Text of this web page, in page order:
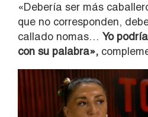
«Debería ser más
que no corresponden,
callado nomas… Yo
con su palabra»,